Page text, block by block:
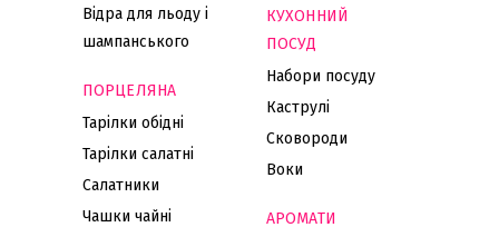
Відра для льоду і
шампанського
ПОРЦЕЛЯНА
Тарілки обідні
Тарілки салатні
Салатники
Чашки чайні
КУХОННИЙ
ПОСУД
Набори посуду
Каструлі
Сковороди
Воки
АРОМАТИ